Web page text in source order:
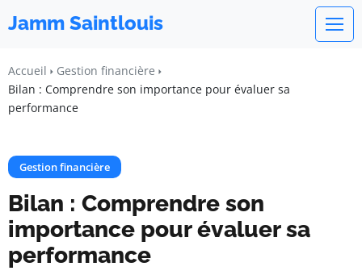
Jamm Saintlouis
Accueil
Gestion financière
Bilan : Comprendre son importance pour évaluer sa
performance
Gestion financière
Bilan : Comprendre son
importance pour évaluer sa
performance